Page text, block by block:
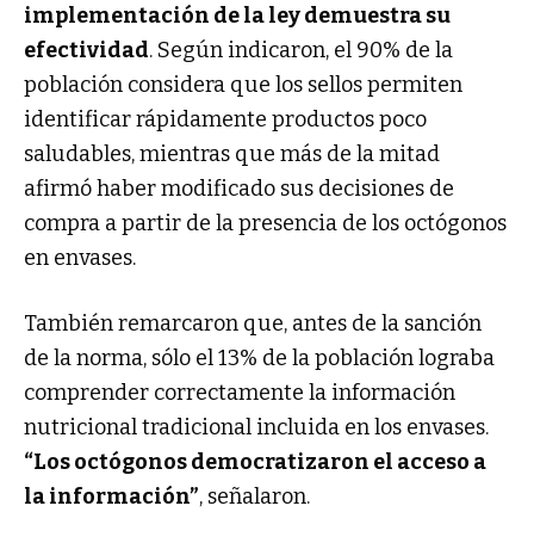
implementación de la ley demuestra su
efectividad. Según indicaron, el 90% de la
población considera que los sellos permiten
identificar rápidamente productos poco
saludables, mientras que más de la mitad
afirmó haber modificado sus decisiones de
compra a partir de la presencia de los octógonos
en envases.
También remarcaron que, antes de la sanción
de la norma, sólo el 13% de la población lograba
comprender correctamente la información
nutricional tradicional incluida en los envases.
“Los octógonos democratizaron el acceso a
la información”, señalaron.